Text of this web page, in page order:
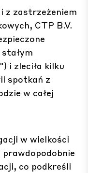
z zastrzeżeniem
CTP B.V.
i zleciła kilku
spotkań z
w całej
w wielkości
prawdopodobnie
co podkreśli